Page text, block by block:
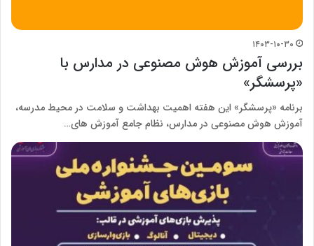
۱۴۰۳-۱۰-۳۰
بررسی آموزش هوش مصنوعی در مدارس با
«پرسشگر»
برنامه «پرسشگر» این هفته اهمیت بهداشت و سلامت در محیط مدرسه،
آموزش هوش مصنوعی در مدارس، نظام جامع آموزش های…